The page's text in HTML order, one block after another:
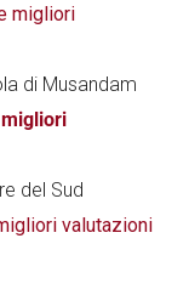
migliori
di Musandam
del Sud
valutazioni